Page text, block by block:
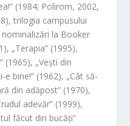
(1984; Polirom, 2002,
trilogia campusului
la Booker
„Terapia” (1995),
(1965), „Vești din
e bine!” (1962), „Cât să-
din adăpost” (1970),
adevăr” (1999),
făcut din bucăți”